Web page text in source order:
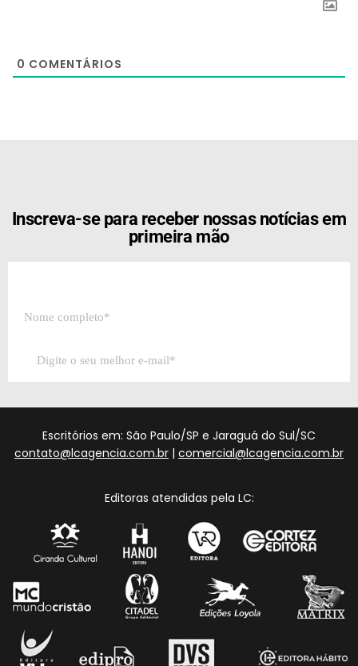
0 COMENTÁRIOS
Inscreva-se para receber nossas notícias em
primeira mão
Escritórios em: São Paulo/SP e Jaraguá do Sul/SC
contato@lcagencia.com.br | comercial@lcagencia.com.br
Editoras atendidas pela LC: